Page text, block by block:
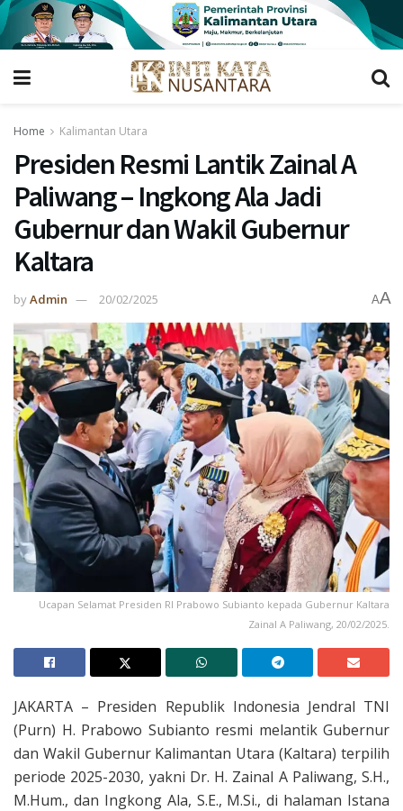
Home Kalimantan Utara
Presiden Resmi Lantik Zainal A
Paliwang – Ingkong Ala Jadi
Gubernur dan Wakil Gubernur
Kaltara
byAdmin 20/02/2025 AA
Ucapan Selamat Presiden RI Prabowo Subianto kepada Gubernur Kaltara
Zainal A Paliwang, 20/02/2025.
JAKARTA – Presiden Republik Indonesia Jendral TNI
(Purn) H. Prabowo Subianto resmi melantik Gubernur
dan Wakil Gubernur Kalimantan Utara (Kaltara) terpilih
periode 2025-2030, yakni Dr. H. Zainal A Paliwang, S.H.,
M.Hum., dan Ingkong Ala, S.E., M.Si., di halaman Istana